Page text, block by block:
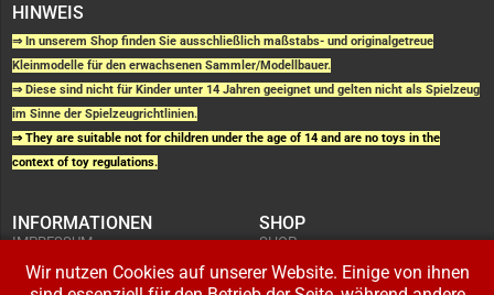
HINWEIS
⇒ In unserem Shop finden Sie ausschließlich maßstabs- und originalgetreue
Kleinmodelle für den erwachsenen Sammler/Modellbauer.
⇒ Diese sind nicht für Kinder unter 14 Jahren geeignet und gelten nicht als Spielzeug
im Sinne der Spielzeugrichtlinien.
⇒ They are suitable not for children under the age of 14 and are no toys in the
context of toy regulations.
INFORMATIONEN
IMPRESSUM
KUNDENINFORMATIONEN
WIDERRUFSRECHT
SHOP
SHOP
BESTELLUNGEN
ADRESSE BEARBEITEN
Wir nutzen Cookies auf unserer Website. Einige von ihnen